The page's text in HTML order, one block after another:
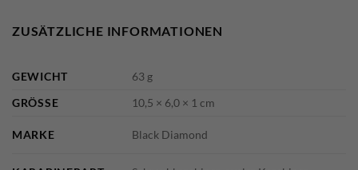
ZUSÄTZLICHE INFORMATIONEN
GEWICHT
63 g
GRÖSSE
10,5 × 6,0 × 1 cm
MARKE Black Diamond